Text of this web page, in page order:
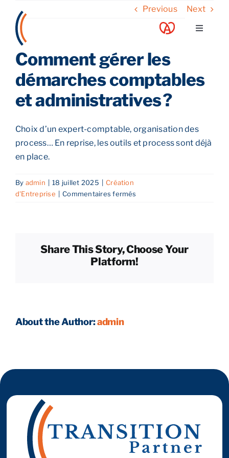
content
Toggle
A propos
Nos services
Blog
Nos offres
Reprendre son entreprise en 12 mois
Prendre RDV
Previous Next
Comment gérer les
démarches comptables
et administratives ?
Choix d’un expert-comptable, organisation des
process… En reprise, les outils et process sont déjà
en place.
By admin | 18 juillet 2025 | Création
d'Entreprise | Commentaires fermés
comptables
et
Share This Story, Choose Your
Platform!
About the Author:admin